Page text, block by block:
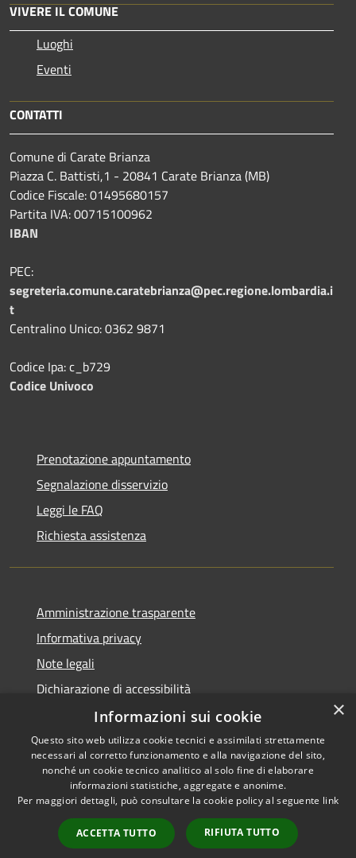
VIVERE IL COMUNE
Luoghi
Eventi
CONTATTI
Comune di Carate Brianza
Piazza C. Battisti,1 - 20841 Carate Brianza (MB)
Codice Fiscale: 01495680157
Partita IVA: 00715100962
IBAN
PEC:
segreteria.comune.caratebrianza@pec.regione.lombardia.i
t
Centralino Unico: 0362 9871
Codice Ipa: c_b729
Codice Univoco
Prenotazione appuntamento
Segnalazione disservizio
Leggi le FAQ
Richiesta assistenza
Amministrazione trasparente
Informativa privacy
Note legali
Dichiarazione di accessibilità
Accessibilità
Privacy
Mappa del sito
×
Informazioni sui cookie
Questo sito web utilizza cookie tecnici e assimilati strettamente
necessari al corretto funzionamento e alla navigazione del sito,
nonché un cookie tecnico analitico al solo fine di elaborare
informazioni statistiche, aggregate e anonime.
Per maggiori dettagli, può consultare la cookie policy al seguente link
ACCETTA TUTTO RIFIUTA TUTTO